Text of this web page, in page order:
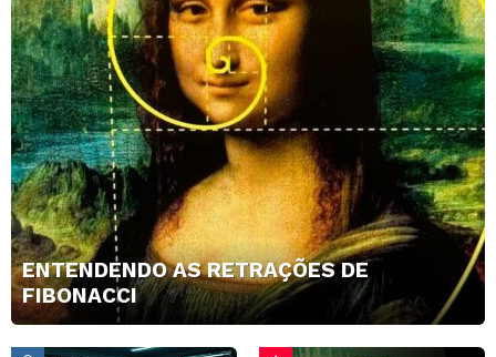
ENTENDENDO AS RETRAÇÕES DE
FIBONACCI